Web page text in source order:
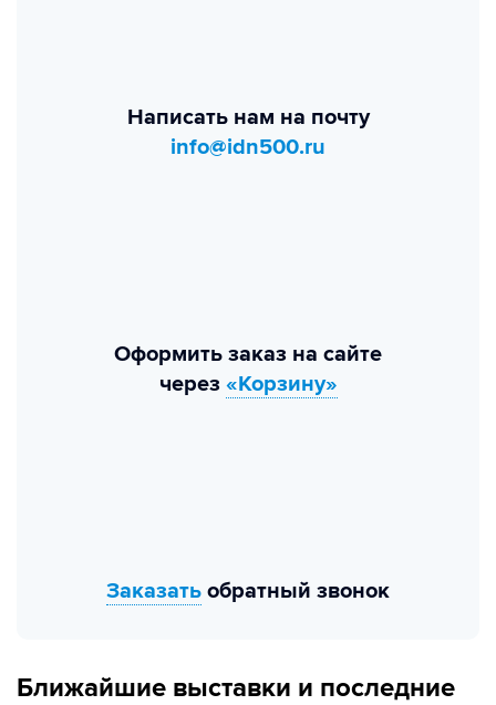
Написать нам на почту
info@idn500.ru
Оформить заказ на сайте
через «Корзину»
Заказать обратный звонок
Ближайшие выставки и последние